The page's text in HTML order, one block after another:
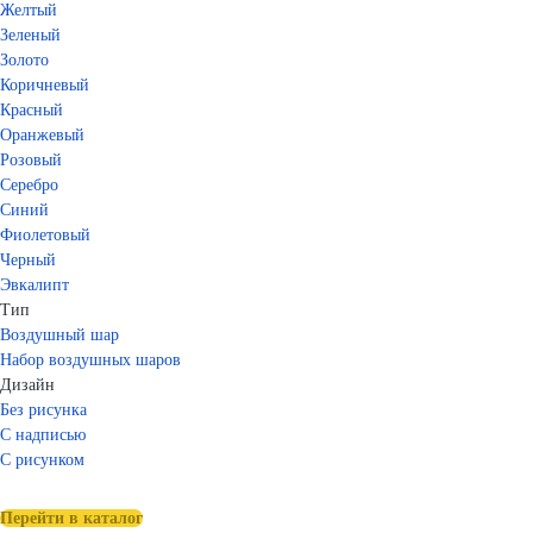
Желтый
Зеленый
Золото
Коричневый
Красный
Оранжевый
Розовый
Серебро
Синий
Фиолетовый
Черный
Эвкалипт
Тип
Воздушный шар
Набор воздушных шаров
Дизайн
Без рисунка
С надписью
С рисунком
Перейти в каталог